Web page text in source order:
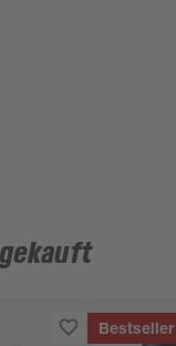
Bestseller